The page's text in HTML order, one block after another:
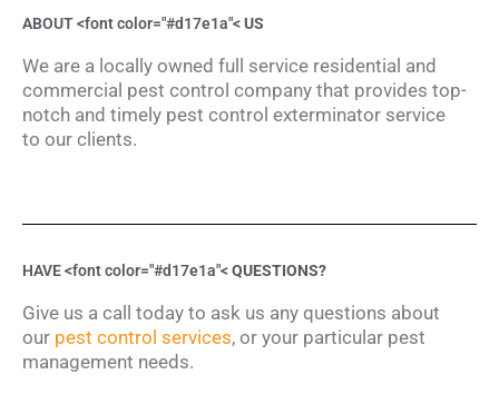
ABOUT <font color="#d17e1a"<US
We are a locally owned full service residential and
commercial pest control company that provides top-
notch and timely pest control exterminator service
to our clients.
HAVE <font color="#d17e1a"<QUESTIONS?
Give us a call today to ask us any questions about
our pest control services, or your particular pest
management needs.